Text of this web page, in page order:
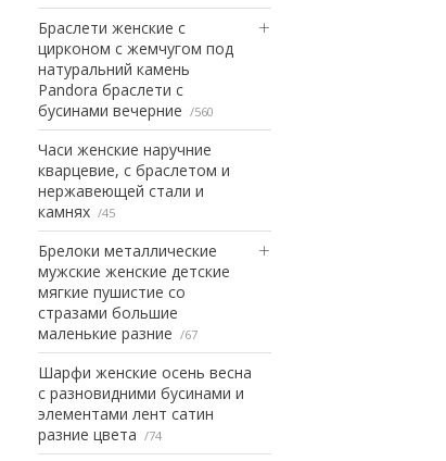
Браслети женские с
цирконом с жемчугом под
натуральний камень
Pandora браслети с
бусинами вечерние
560
Часи женские наручние
кварцевие, с браслетом и
нержавеющей стали и
камнях
45
Брелоки металлические
мужские женские детские
мягкие пушистие со
стразами большие
маленькие разние
67
Шарфи женские осень весна
с разновидними бусинами и
элементами лент сатин
разние цвета
74